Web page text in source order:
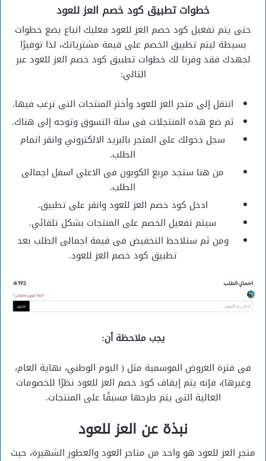
خطوات تطبيق كود خصم العز للعود
حتى يتم تفعيل كود خصم العز للعود فعليك اتباع بضع خطوات
بسيطة ليتم تطبيق الخصم على قيمة مشترياتك، لذا توفيرًا
لجهدك فقد وفرنا لك خطوات تطبيق كود خصم العز للعود عبر
التالي:
انتقل إلى متجر العز للعود وأختر المنتجات التى ترغب فيها.
ثم ضع هذه المنتجلات فى سلة التسوق وتوجه إلى هناك.
سجل دخولك على المتجر بالبريد الالكتروني وانقر اتمام
الطلب.
من هنا ستجد مربع الكوبون فى الاعلي اسفل اجمالى
الطلب.
ادخل كود خصم العز للعود وانقر على تطبيق.
سيتم تفعيل الخصم على المنتجات بشكل تلقائي.
ومن ثم ستلاحظ التخفيض فى قيمة اجمالى الطلب بعد
تطبيق كود خصم العز للعود.
يجب ملاحظة أن:
فى فترة العروض الموسمية مثل ( اليوم الوطني، نهاية العام،
وغيرها)، فإنه يتم إيقاف كود خصم العز للعود نظرًا للخصومات
العالية التى يتم طرحها مسبقًا على المنتجات.
نبذة عن العز للعود
متجر العز للعود هو واحد من متاجر العود والعطور الشهيرة، حيث